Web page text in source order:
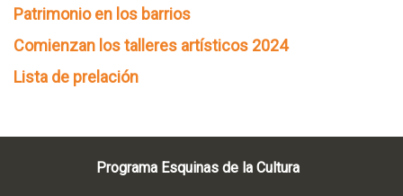
Patrimonio en los barrios
Comienzan los talleres artísticos 2024
Lista de prelación
Programa Esquinas de la Cultura